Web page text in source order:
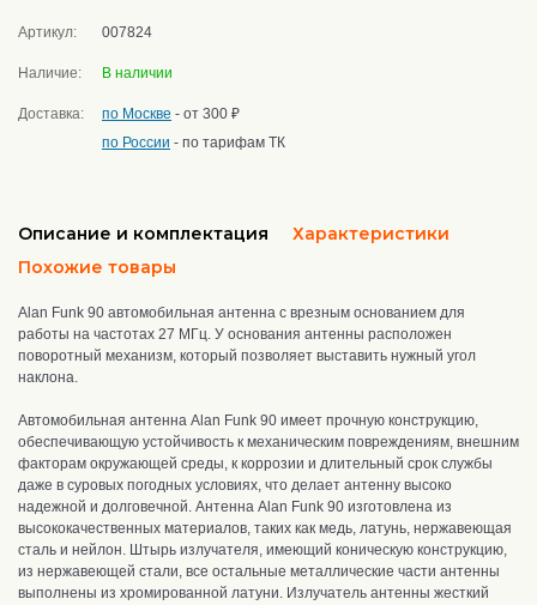
Артикул: 007824
Наличие: В наличии
Доставка: по Москве - от 300 ₽
по России - по тарифам ТК
Описание и комплектация
Характеристики
Похожие товары
Alan Funk 90 автомобильная антенна с врезным основанием для
работы на частотах 27 МГц. У основания антенны расположен
поворотный механизм, который позволяет выставить нужный угол
наклона.
Автомобильная антенна Alan Funk 90 имеет прочную конструкцию,
обеспечивающую устойчивость к механическим повреждениям, внешним
факторам окружающей среды, к коррозии и длительный срок службы
даже в суровых погодных условиях, что делает антенну высоко
надежной и долговечной. Антенна Alan Funk 90 изготовлена из
высококачественных материалов, таких как медь, латунь, нержавеющая
сталь и нейлон. Штырь излучателя, имеющий коническую конструкцию,
из нержавеющей стали, все остальные металлические части антенны
выполнены из хромированной латуни. Излучатель антенны жесткий